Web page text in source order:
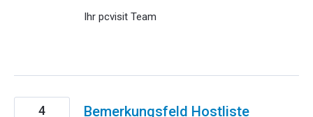
Ihr pcvisit Team
Bemerkungsfeld Hostliste
4